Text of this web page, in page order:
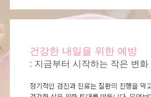
건강한 내일을 위한 예방
: 지금부터 시작하는 작은 변화
정기적인 검진과 진료는 질환의 진행을 막